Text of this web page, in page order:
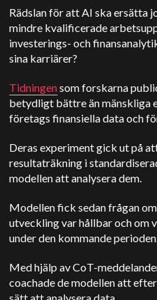
Rädslan för att AI ska ersätta
mindre kvalificerade
investerings- och
sina karriärer?
Tidningensom forskarna
betydligt bättre än mänskliga
företags finansiella data och
Deras experiment gick ut på
resultaträkning i
modellen att analysera dem.
Modellen fick sedan frågan
utveckling var hållbar och om
under den kommande
Med hjälp av CoT-
coachade de modellen att